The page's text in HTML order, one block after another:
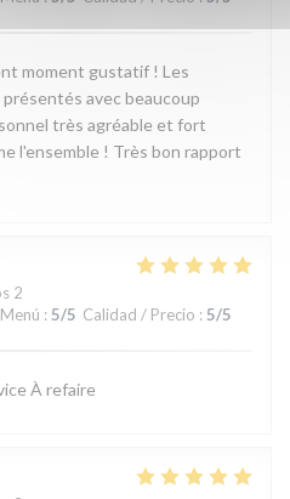
moment gustatif ! Les
avec beaucoup
très agréable et fort
l'ensemble ! Très bon rapport
2
Menú : 5/5 Calidad / Precio : 5/5
À refaire